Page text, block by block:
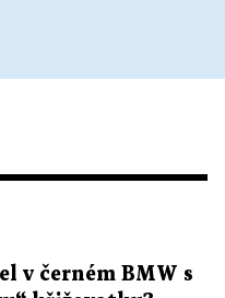
v černém BMW s